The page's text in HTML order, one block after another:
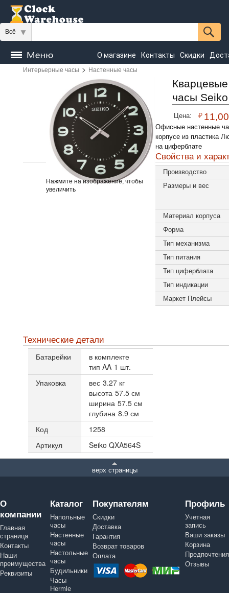
Всё
О магазине Контакты Скидки
Часы
напольные Настенные
Seiko
Интерьерные часы > Настенные часы
Нажмите на изображение, чтобы
увеличить
часы
Цена: ₽
Офисные настенные
корпусе из пластика
на циферблате
Свойства и
Производство
Размеры и вес
Материал корпуса
Форма
Тип механизма
Тип питания
Тип циферблата
Тип индикации
Маркет Плейсы
Технические детали
Батарейки
в комплекте
тип AA 1 шт.
Упаковка
вес 3.27 кг
высота 57.5 см
ширина 57.5 см
глубина 8.9 см
Код
1258
Артикул
Seiko QXA564S
верх страницы
О
компании
Главная
страница
Контакты
Наши
преимущества
Реквизиты
Каталог
Напольные
часы
Настенные
часы
Настольные
часы
Будильники
Часы
Hermle
Покупателям
Скидки
Доставка
Гарантия
Возврат товаров
Оплата
Профиль
Учетная
запись
Ваши заказы
Корзина
Предпочтения
Отзывы